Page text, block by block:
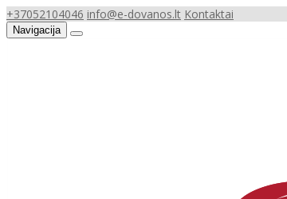
+37052104046 info@e-dovanos.lt Kontaktai
Navigacija